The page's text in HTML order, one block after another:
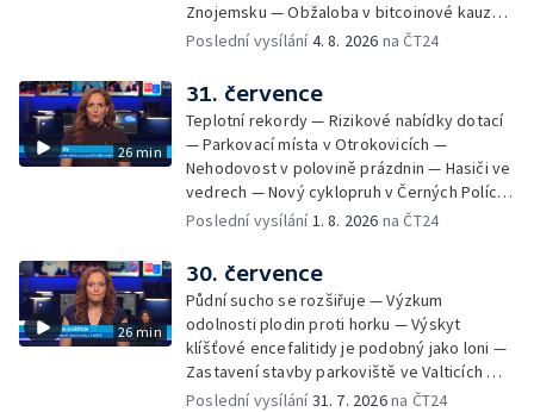
Znojemsku — Obžaloba v bitcoinové kauze
— Přestavba silnice přes Bzenec na
Zašové — Letní opravy divadel — Český hlas
ve vesmíru
Poslední vysílání4. 8. 2026 na ČT24
26 min
31. července
Teplotní rekordy — Rizikové nabídky dotací
— Parkovací místa v Otrokovicích —
Nehodovost v polovině prázdnin — Hasiči ve
vedrech — Nový cyklopruh v Černých Polích
— Květinová výstava ve Věžkách
Poslední vysílání1. 8. 2026 na ČT24
26 min
30. července
Půdní sucho se rozšiřuje — Výzkum
odolnosti plodin proti horku — Výskyt
klíšťové encefalitidy je podobný jako loni —
Zastavení stavby parkoviště ve Valticích —
Spor o lokalitu lesa v Rožnově pod
Poslední vysílání31. 7. 2026na ČT24